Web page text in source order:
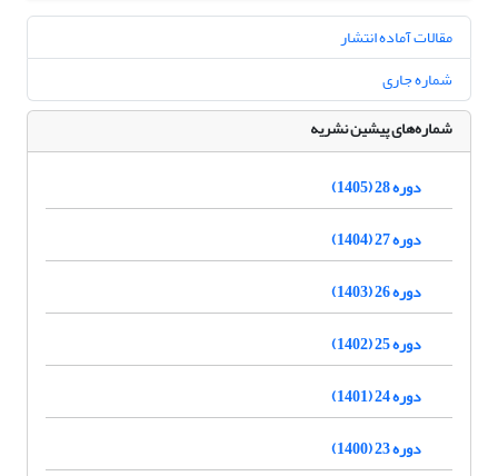
مقالات آماده انتشار
شماره جاری
شماره‌های پیشین نشریه
دوره 28 (1405)
دوره 27 (1404)
دوره 26 (1403)
دوره 25 (1402)
دوره 24 (1401)
دوره 23 (1400)